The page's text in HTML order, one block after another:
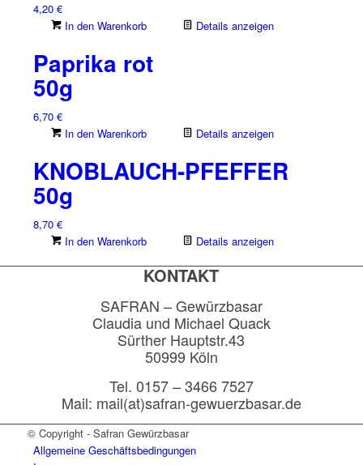
4,20 €
In den Warenkorb
Details anzeigen
Paprika rot
50g
6,70 €
In den Warenkorb
Details anzeigen
KNOBLAUCH-PFEFFER
50g
8,70 €
In den Warenkorb
Details anzeigen
KONTAKT
SAFRAN – Gewürzbasar
Claudia und Michael Quack
Sürther Hauptstr.43
50999 Köln
Tel. 0157 – 3466 7527
Mail: mail(at)safran-gewuerzbasar.de
© Copyright - Safran Gewürzbasar
Allgemeine Geschäftsbedingungen